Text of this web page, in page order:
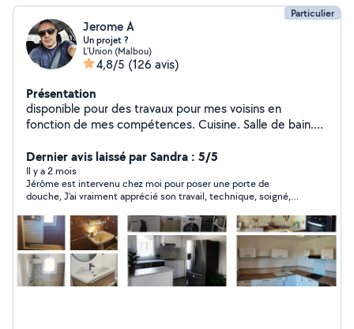
Particulier
Jerome A
Un projet ?
L'Union (Malbou)
4,8/5 (126 avis)
Présentation
disponible pour des travaux pour mes voisins en
fonction de mes compétences. Cuisine. Salle de bain.
Nettoyage. Renovation N'hésitez pas car je suis sur
L'union donc pas loin. En vous remerciant et au plaisir de
pouvoir vous aider.
Dernier avis laissé par Sandra : 5/5
Il y a 2 mois
Jérôme est intervenu chez moi pour poser une porte de
douche, J'ai vraiment apprécié son travail, technique, soigné,
vivement Jérôme,